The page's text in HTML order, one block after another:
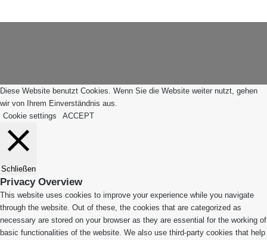
Diese Website benutzt Cookies. Wenn Sie die Website weiter nutzt, gehen
wir von Ihrem Einverständnis aus.
Cookie settings
ACCEPT
Schließen
Privacy Overview
This website uses cookies to improve your experience while you navigate
through the website. Out of these, the cookies that are categorized as
necessary are stored on your browser as they are essential for the working of
basic functionalities of the website. We also use third-party cookies that help